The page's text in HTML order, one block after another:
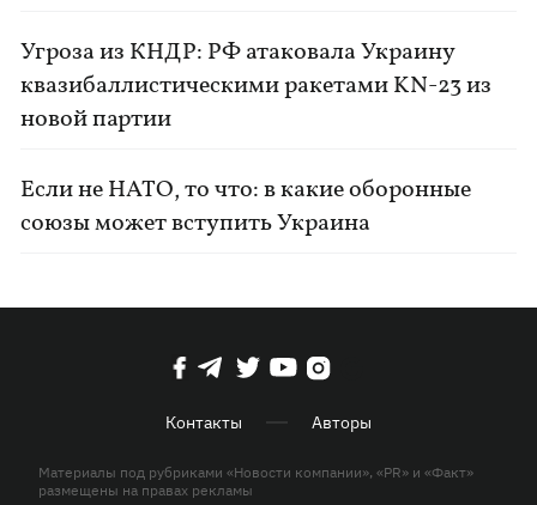
Угроза из КНДР: РФ атаковала Украину
квазибаллистическими ракетами KN-23 из
новой партии
Если не НАТО, то что: в какие оборонные
союзы может вступить Украина
Контакты Авторы
Материалы под рубриками «Новости компании», «PR» и «Факт»
размещены на правах рекламы